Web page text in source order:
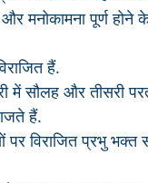
और मनोकामना पूर्ण
हैं.
सौलह और तीसरी परत
हैं.
विराजित प्रभु भक्त